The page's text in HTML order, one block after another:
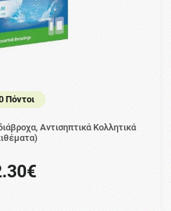
Πόντοι
Αντισηπτικά Κολλητικά